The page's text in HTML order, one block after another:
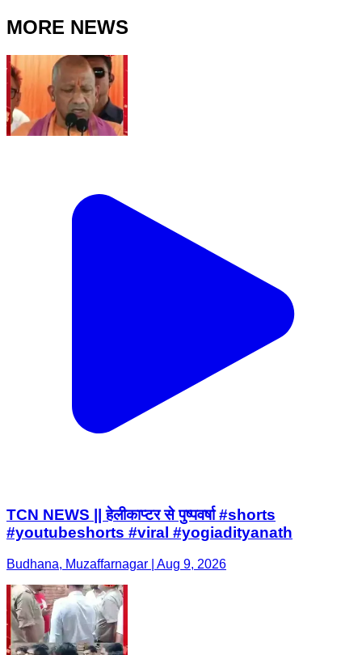
MORE NEWS
TCN NEWS || हेलीकाप्टर से पुष्पवर्षा #shorts
#youtubeshorts #viral #yogiadityanath
Budhana, Muzaffarnagar | Aug 9, 2026